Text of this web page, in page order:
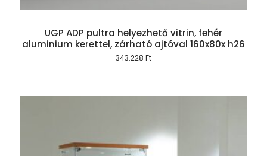
UGP ADP pultra helyezhető vitrin, fehér
aluminium kerettel, zárható ajtóval 160x80x h26
343.228 Ft